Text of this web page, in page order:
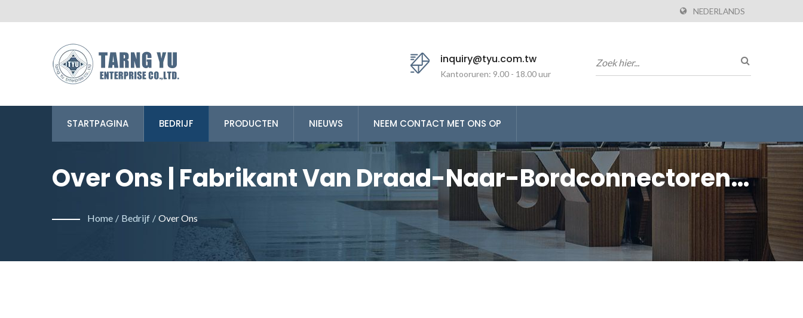
NEDERLANDS
inquiry@tyu.com.tw
Kantooruren: 9.00 - 18.00 uur
STARTPAGINA BEDRIJF PRODUCTEN NIEUWS NEEM CONTACT MET ONS OP
Over Ons | Fabrikant Van Draad-Naar-Bordconnectoren
Uit Taiwan | Tarng Yu Enterprise (TYU)
Home / Bedrijf / Over Ons